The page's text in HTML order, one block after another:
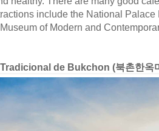
include the National Palace
of Modern and
de Bukchon (북촌한옥